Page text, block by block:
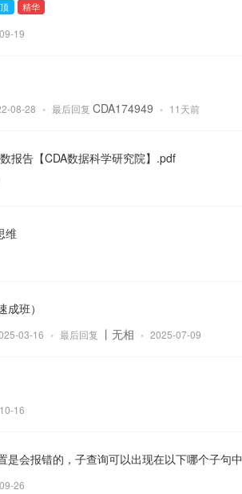
精华
19
08-28 • 最后回复 CDA174949 • 11天前
报告【CDA数据科学研究院】.pdf
维
班）
03-16 • 最后回复 丨无相 • 2025-07-09
16
是会报错的，子查询可以出现在以下哪个子句中
26